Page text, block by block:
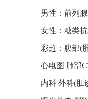
男性：前列
女性：糖类
彩超：腹部(
心电图 肺部
内科 外科(肛